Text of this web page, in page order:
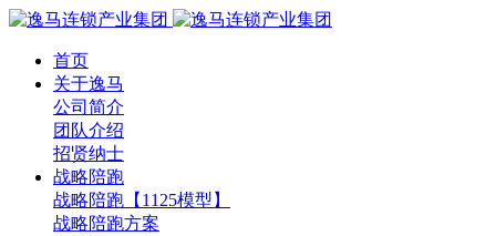
首页
关于逸马
公司简介
团队介绍
招贤纳士
战略陪跑
战略陪跑【1125模型】
战略陪跑方案